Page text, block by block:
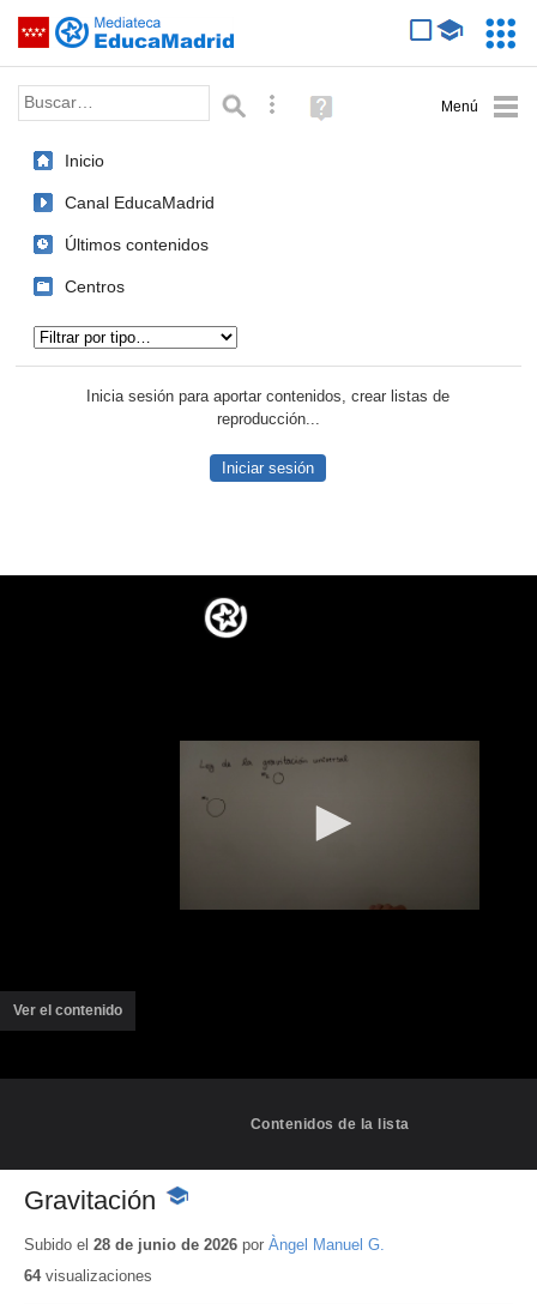
Saltar navegación
Palabra o frase: Búsqueda avanzada
Ayuda
(en
Inicio
Canal EducaMadrid
Últimos contenidos
Centros
Inicia sesión para aportar contenidos, crear listas de
reproducción...
Iniciar sesión
Ver el contenido
Contenidos de la lista
Gravitación
-
educativo
Subido el 28 de junio de 2026 por Àngel Manuel G.
64visualizaciones